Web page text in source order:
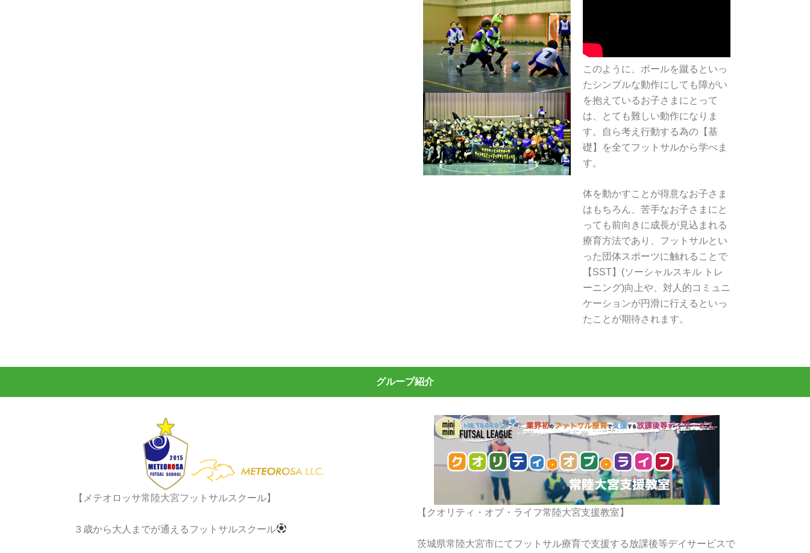
このように、ボールを蹴るといっ
たシンプルな動作にしても障がい
を抱えているお子さまにとって
は、とても難しい動作になりま
す。自ら考え行動する為の【基
礎】を全てフットサルから学べま
す。
体を動かすことが得意なお子さま
はもちろん、苦手なお子さまにと
っても前向きに成長が見込まれる
療育方法であり、フットサルとい
った団体スポーツに触れることで
【SST】(ソーシャルスキル トレ
ーニング)向上や、対人的コミュニ
ケーションが円滑に行えるといっ
たことが期待されます。
グループ紹介
【メテオロッサ常陸大宮フットサルスクール】
３歳から大人までが通えるフットサルスクール
【クオリティ・オブ・ライフ常陸大宮支援教室】
茨城県常陸大宮市にてフットサル療育で支援する放課後等デイサービスで